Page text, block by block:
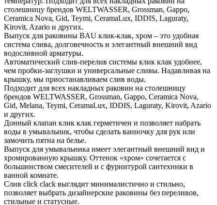
столешницу брендов WELTWASSER, Grossman, Gappo,
Ceramica Nova, Gid, Teymi, CeramaLux, IDDIS, Laguraty,
Kirovit, Azario и других.
Выпуск для раковины BAU клик-клак, хром – это удобная
система слива, долговечность и элегантный внешний вид
водосливной арматуры.
Автоматический слив-перелив системы клик клак удобнее,
чем пробки-заглушки и универсальные сливы. Надавливая на
крышку, мы приостанавливаем слив воды.
Подходит для всех накладных раковин на столешницу
брендов WELTWASSER, Grossman, Gappo, Ceramica Nova,
Gid, Melana, Teymi, CeramaLux, IDDIS, Laguraty, Kirovit, Azario
и других.
Донный клапан клик клак герметичен и позволяет набрать
воды в умывальник, чтобы сделать ванночку для рук или
замочить пятна на белье.
Выпуск для умывальника имеет элегантный внешний вид и
хромированную крышку. Оттенок «хром» сочетается с
большинством смесителей и с фурнитурой сантехники в
ванной комнате.
Слив click clack выглядит минималистично и стильно,
позволяет выбрать дизайнерские раковины без переливов,
стильные и статусные.